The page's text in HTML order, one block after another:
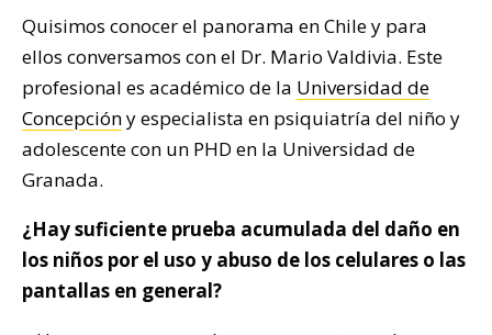
Quisimos conocer el panorama en Chile y para
ellos conversamos con el Dr. Mario Valdivia. Este
profesional es académico de la Universidad de
Concepcióny especialista en psiquiatría del niño y
adolescente con un PHD en la Universidad de
Granada.
¿Hay suficiente prueba acumulada del daño en
los niños por el uso y abuso de los celulares o las
pantallas en general?